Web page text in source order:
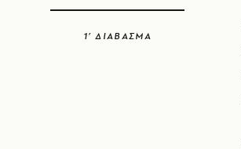
1’ ΔΙΑΒΑΣΜΑ